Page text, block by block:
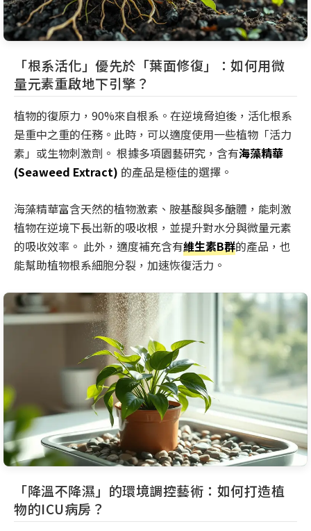
「根系活化」優先於「葉面修復」：如何用微
量元素重啟地下引擎？
植物的復原力，90%來自根系。在逆境脅迫後，活化根系
是重中之重的任務。此時，可以適度使用一些植物「活力
素」或生物刺激劑。 根據多項園藝研究，含有海藻精華
(Seaweed Extract) 的產品是極佳的選擇。
海藻精華富含天然的植物激素、胺基酸與多醣體，能刺激
植物在逆境下長出新的吸收根，並提升對水分與微量元素
的吸收效率。 此外，適度補充含有維生素B群的產品，也
能幫助植物根系細胞分裂，加速恢復活力。
「降溫不降濕」的環境調控藝術：如何打造植
物的ICU病房？